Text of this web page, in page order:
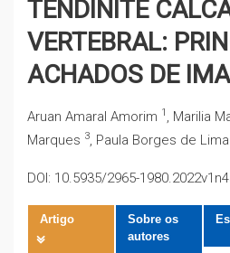
TENDINITE
VERTEBRAL:
ACHADOS DE
Aruan Amaral Amorim 1 , Marilia
Marques 3, Paula Borges de Lima
DOI: 10.5935/2965-
Artigo
Sobre os
autores